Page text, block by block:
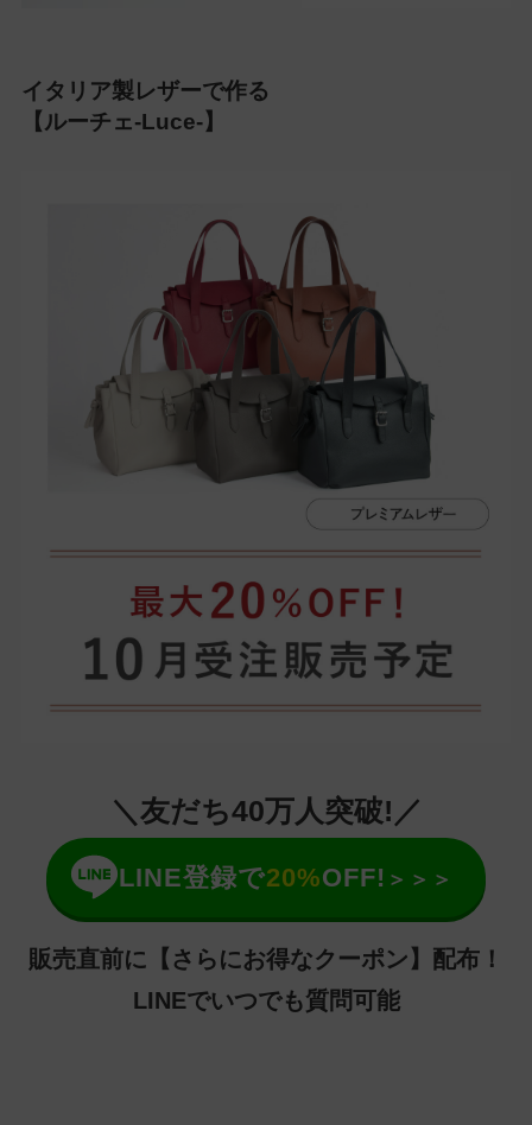
イタリア製レザーで作る
【ルーチェ-Luce-】
＼友だち40万人突破!／
LINE登録で20%OFF! ＞＞＞
販売直前に【さらにお得なクーポン】配布！
LINEでいつでも質問可能